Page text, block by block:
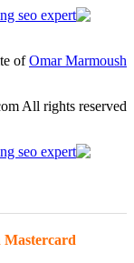
ofOmar Marmoush
All rights reserved.
Mastercard